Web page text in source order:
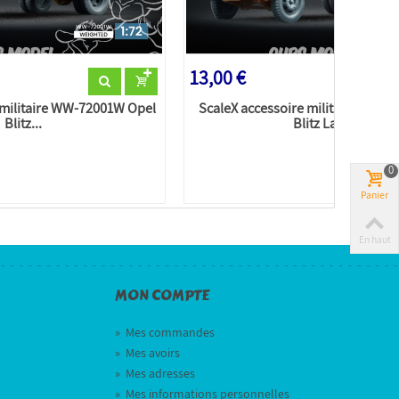
WW-72001W Opel
Blitz...
13,00 €
ScaleX accessoire militaire WW-
Blitz Late...
MON COMPTE
» Mes commandes
» Mes avoirs
» Mes adresses
» Mes informations personnelles
Panier
0
En haut